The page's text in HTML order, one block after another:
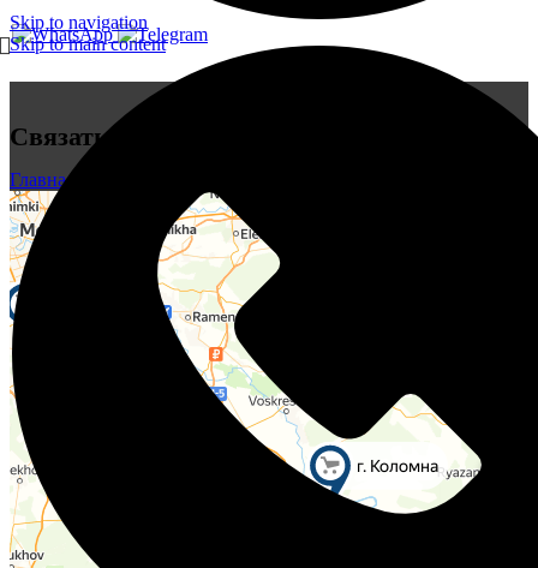
Skip to navigation
Skip to main content
Связаться с нами
Главная